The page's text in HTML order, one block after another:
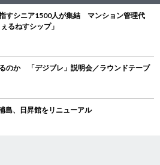
指すシニア1500人が集結 マンション管理代
るねすシップ」
のか 「デジブレ」説明会／ラウンドテーブ
、日昇館をリニューアル